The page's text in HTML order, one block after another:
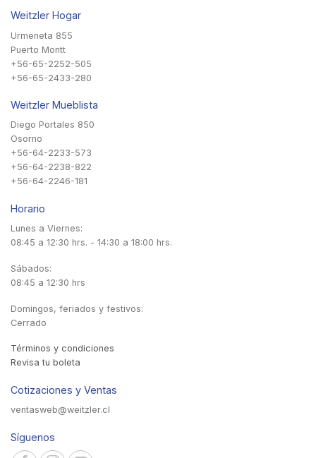
Weitzler Hogar
Urmeneta 855
Puerto Montt
+56-65-2252-505
+56-65-2433-280
Weitzler Mueblista
Diego Portales 850
Osorno
+56-64-2233-573
+56-64-2238-822
+56-64-2246-181
Horario
Lunes a Viernes:
08:45 a 12:30 hrs. - 14:30 a 18:00 hrs.
Sábados:
08:45 a 12:30 hrs
Domingos, feriados y festivos:
Cerrado
Términos y condiciones
Revisa tu boleta
Cotizaciones y Ventas
ventasweb@weitzler.cl
Síguenos